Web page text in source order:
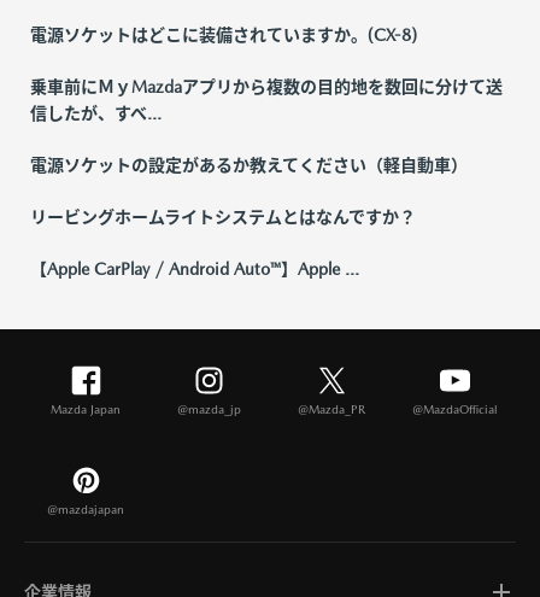
電源ソケットはどこに装備されていますか。(CX-8)
乗車前にＭｙMazdaアプリから複数の目的地を数回に分けて送
信したが、すべ...
電源ソケットの設定があるか教えてください（軽自動車）
リービングホームライトシステムとはなんですか？
【Apple CarPlay / Android Auto™】Apple ...
Mazda Japan @mazda_jp @Mazda_PR @MazdaOfficial
@mazdajapan
企業情報